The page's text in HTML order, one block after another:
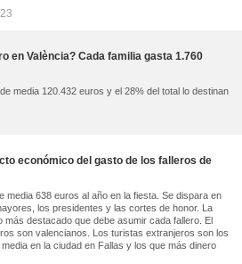
en València? Cada familia gasta 1.760
media 120.432 euros y el 28% del total lo destinan
económico del gasto de los falleros de
media 638 euros al año en la fiesta. Se dispara en
los presidentes y las cortes de honor. La
más destacado que debe asumir cada fallero. El
son valencianos. Los turistas extranjeros son los
en la ciudad en Fallas y los que más dinero